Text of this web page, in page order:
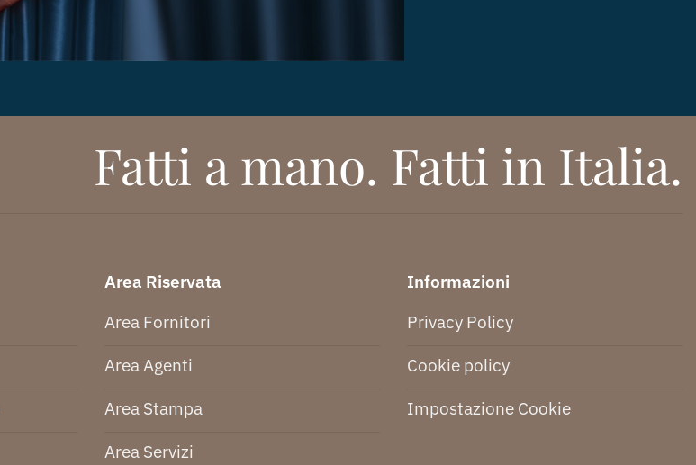
Fatti a mano. Fatti in Italia.
Area Riservata
Area Fornitori
Area Agenti
Area Stampa
Area Servizi
Informazioni
Privacy Policy
Cookie policy
Impostazione Cookie